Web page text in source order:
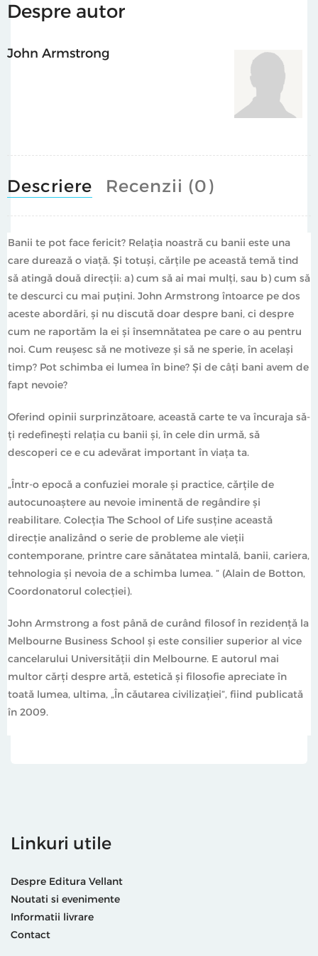
Despre autor
John Armstrong
Descriere Recenzii (0)
Banii te pot face fericit? Relaţia noastră cu banii este una
care durează o viaţă. Şi totuşi, cărţile pe această temă tind
să atingă două direcţii: a) cum să ai mai mulţi, sau b) cum să
te descurci cu mai puţini. John Armstrong întoarce pe dos
aceste abordări, şi nu discută doar despre bani, ci despre
cum ne raportăm la ei şi însemnătatea pe care o au pentru
noi. Cum reuşesc să ne motiveze şi să ne sperie, în acelaşi
timp? Pot schimba ei lumea în bine? Şi de câţi bani avem de
fapt nevoie?
Oferind opinii surprinzătoare, această carte te va încuraja să-
ţi redefineşti relaţia cu banii şi, în cele din urmă, să
descoperi ce e cu adevărat important în viaţa ta.
„Într-o epocă a confuziei morale şi practice, cărţile de
autocunoaștere au nevoie iminentă de regândire şi
reabilitare. Colecţia The School of Life susţine această
direcţie analizând o serie de probleme ale vieţii
contemporane, printre care sănătatea mintală, banii, cariera,
tehnologia și nevoia de a schimba lumea. ” (Alain de Botton,
Coordonatorul colecției).
John Armstrong a fost până de curând filosof în rezidență la
Melbourne Business School și este consilier superior al vice
cancelarului Universității din Melbourne. E autorul mai
multor cărți despre artă, estetică și filosofie apreciate în
toată lumea, ultima, „În căutarea civilizației”, fiind publicată
în 2009.
Linkuri utile
Despre Editura Vellant
Noutati si evenimente
Informatii livrare
Contact